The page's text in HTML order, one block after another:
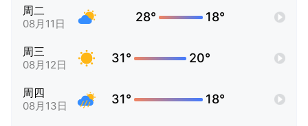
周二
08月11日 28° 18°
周三
08月12日 31° 20°
周四
08月13日 31° 18°